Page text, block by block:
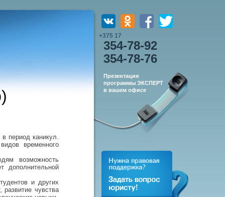
+375 17
354-78-92
354-78-76
Презентация
программы ЭКСПЕРТ
в вашем офисе
в период каникул.
временного
возможность
дополнительной
и других
чувства